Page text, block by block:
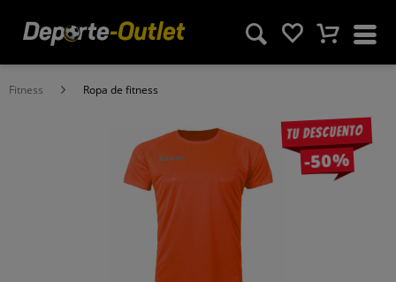
Fitness Ropa de fitness
Tu descuento
-50%